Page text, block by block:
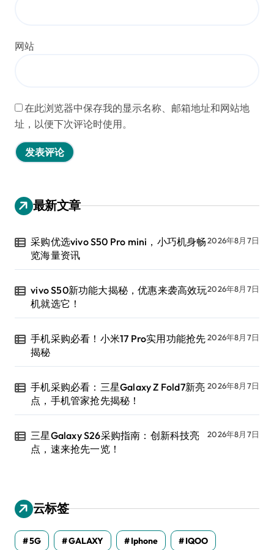
网站
在此浏览器中保存我的显示名称、邮箱地址和网站地
址，以便下次评论时使用。
最新文章
采购优选vivo S50 Pro mini，小巧机身畅
览海量资讯
2026年8月7日
vivo S50新功能大揭秘，优惠来袭高效玩
机就选它！
2026年8月7日
手机采购必看！小米17 Pro实用功能抢先
揭秘
2026年8月7日
手机采购必看：三星Galaxy Z Fold7新亮
点，手机管家抢先揭秘！
2026年8月7日
三星Galaxy S26采购指南：创新科技亮
点，速来抢先一览！
2026年8月7日
云标签
5G GALAXY Iphone IQOO